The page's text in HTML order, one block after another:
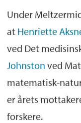
Fondets
støtte
Prisen
Under
at Henriette
ved Det
Johnston ved
matematisk-
er årets
forskere.